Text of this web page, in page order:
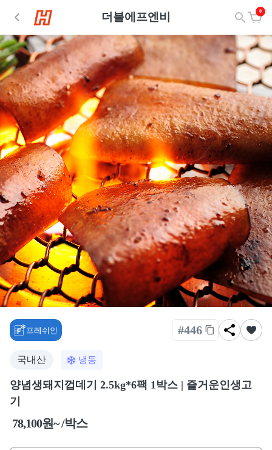
더블에프엔비 0
프레쉬인 #446
국내산 냉동
양념생돼지껍데기 2.5kg*6팩 1박스 | 즐거운인생고
기
78,100원~ /박스